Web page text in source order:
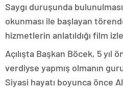
Saygı duruşunda
okunması ile başlayan
hizmetlerin anlatıldığı film
Açılışta Başkan Böcek, 5 yıl
verdiyse yapmış olmanın
Siyasi hayatı boyunca önce